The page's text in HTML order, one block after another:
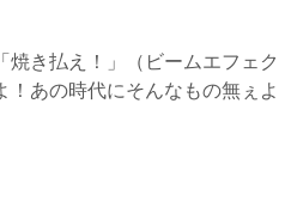
焼き払え！」（ビームエフェク
！あの時代にそんなもの無ぇよ